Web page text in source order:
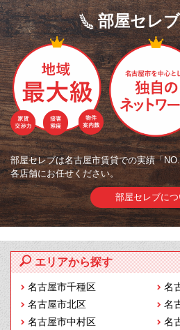
部屋セレ
部屋セレブは名古屋市賃貸での実績「
各店舗にお任せください。
部屋セレブにつ
エリアから探す
名古屋市千種区
名
名古屋市北区
名
名古屋市中村区
名